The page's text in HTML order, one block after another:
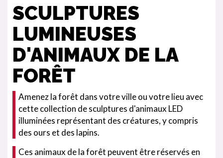
SCULPTURES
LUMINEUSES
D'ANIMAUX DE LA
FORÊT
Amenez la forêt dans votre ville ou votre lieu avec
cette collection de sculptures d'animaux LED
illuminées représentant des créatures, y compris
des ours et des lapins.
Ces animaux de la forêt peuvent être réservés en